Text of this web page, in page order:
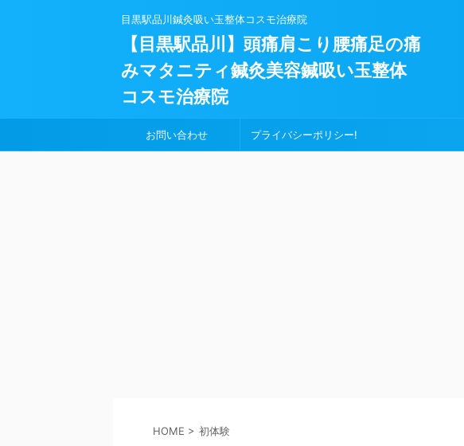
目黒駅品川鍼灸吸い玉整体コスモ治療院
【目黒駅品川】頭痛肩こり腰痛足の痛
みマタニティ鍼灸美容鍼吸い玉整体
コスモ治療院
お問い合わせ プライバシーポリシー!
HOME > 初体験